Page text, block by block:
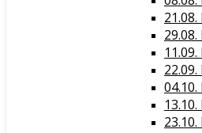
21.08.
29.08.
22.09.
04.10.
23.10.